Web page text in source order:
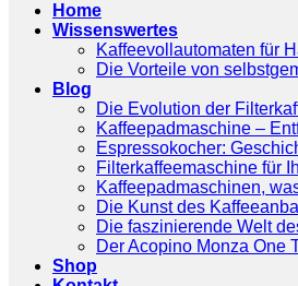
Home
Wissenswertes
Kaffeevollautomaten für
Die Vorteile von
Blog
Die Evolution der
Kaffeepadmaschine –
Espressokocher:
Filterkaffeemaschine für
Kaffeepadmaschinen,
Die Kunst des
Die faszinierende Welt
Der Acopino Monza One
Shop